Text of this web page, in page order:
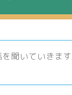
聞いていきま